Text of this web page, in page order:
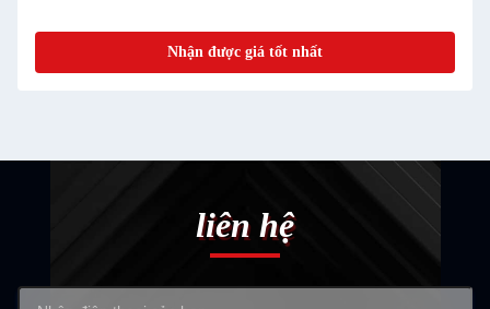
Nhận được giá tốt nhất
liên hệ